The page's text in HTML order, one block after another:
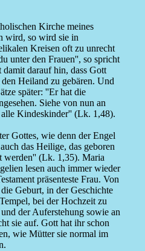
Kirche meines
wird, so wird sie in
Kreisen oft zu unrecht
unter den Frauen'', so spricht
damit darauf hin, dass Gott
Heiland zu gebären. Und
später: ''Er hat die
Siehe von nun an
Kindeskinder'' (Lk. 1,48).
Gottes, wie denn der Engel
das Heilige, das geboren
werden'' (Lk. 1,35). Maria
lesen auch immer wieder
präsenteste Frau. Von
Geburt, in der Geschichte
bei der Hochzeit zu
der Auferstehung sowie an
sie auf. Gott hat ihr schon
wie Mütter sie normal im